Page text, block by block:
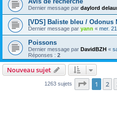
Dernier message par daylord
[VDS] Baliste bleu / Odonus
Dernier message par yann « mer.
Poissons
Dernier message par DavidBZH «
Réponses : 2
Nouveau sujet
1263 sujets Page 1
1 2